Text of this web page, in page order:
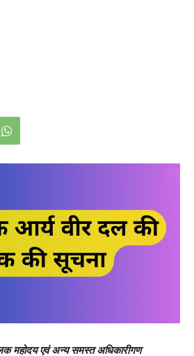
महोदय एवं अन्य समस्त अधिकारीगण